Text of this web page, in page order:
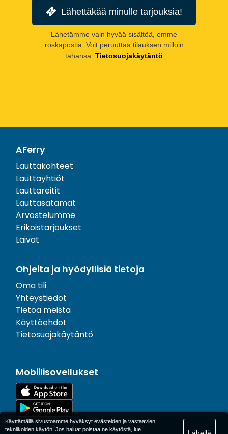
Lähettäkää minulle tarjouksia!
Lähetämme vain hyvää sisältöä, emme
roskapostia. Voit peruuttaa tilauksen milloin
tahansa. Tietosuojakäytäntö
AFerry
Lauttakohteet
Lauttayhtiöt
Lauttareitit
Lauttasatamat
Arvostelumme
Erikoistarjoukset
Laivat
Ohjeita ja hyödyllisiä tietoja
Oma tili
Yhteystiedot
Tietoa meistä
Käyttöehdot
Tietosuojakäytäntö
Mobiilisovellukset
Käyttämällä sivustoamme hyväksyt evästeiden ja vastaavien
tekniikoiden käytön. Jos haluat poistaa ne käytöstä, lue